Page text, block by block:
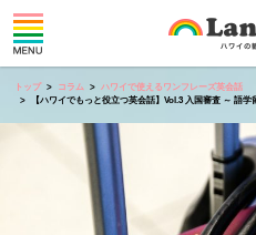
トップ コラム
ハワイで使えるワンフレーズ英会話
【ハワイでもっと役立つ英会話】Vol.3 入国審査 ～ 語学